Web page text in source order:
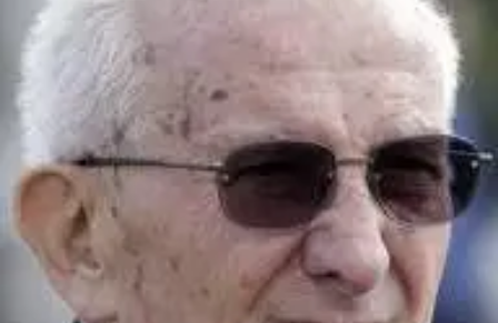
Sanità
Società
Sport
RUBRICHE
Good Morning Vietnam